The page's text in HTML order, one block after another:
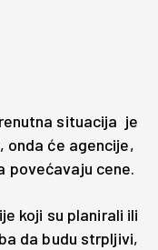
situacija je
onda će agencije,
povećavaju cene.
koji su planirali ili
da budu strpljivi,